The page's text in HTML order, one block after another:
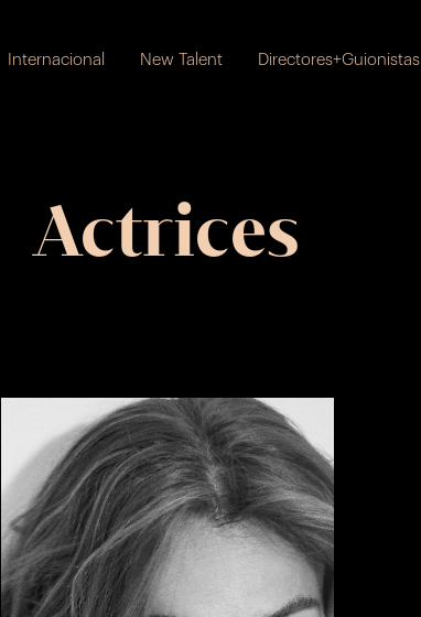
Internacional New Talent Directores+Guionistas
Actrices